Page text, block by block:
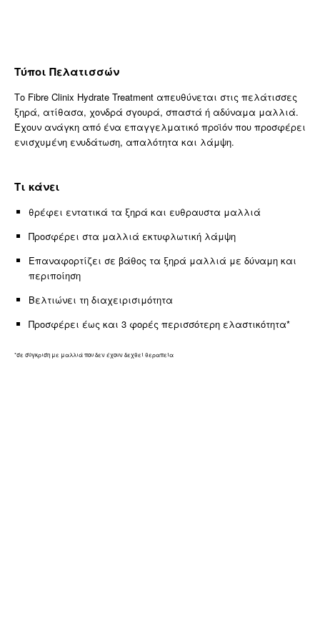
Τύποι Πελατισσών
Το Fibre Clinix Hydrate Treatment απευθύνεται στις πελάτισσες
ξηρά, ατίθασα, χονδρά σγουρά, σπαστά ή αδύναμα μαλλιά.
Έχουν ανάγκη από ένα επαγγελματικό προϊόν που προσφέρει
ενισχυμένη ενυδάτωση, απαλότητα και λάμψη.
Τι κάνει
θρέφει εντατικά τα ξηρά και ευθραυστα μαλλιά
Προσφέρει στα μαλλιά εκτυφλωτική λάμψη
Επαναφορτίζει σε βάθος τα ξηρά μαλλιά με δύναμη και
περιποίηση
Βελτιώνει τη διαχειρισιμότητα
Προσφέρει έως και 3 φορές περισσότερη ελαστικότητα*
*σε σύγκριση με μαλλιά που δεν έχουν δεχθεί θεραπεία